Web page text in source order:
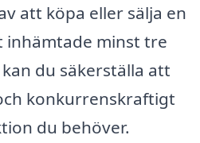
att köpa eller sälja en
inhämtade minst tre
du säkerställa att
konkurrenskraftigt
du behöver.